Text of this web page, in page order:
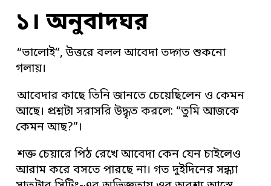
১। অনুবাদঘর
“ভালোই”, উত্তরে বলল আবেদা তদ্গত শুকনো
গলায়।
আবেদার কাছে তিনি জানতে চেয়েছিলেন ও কেমন
আছে। প্রশ্নটা সরাসরি উদ্ধৃত করলে: “তুমি আজকে
কেমন আছ?”।
শক্ত চেয়ারে পিঠ রেখে আবেদা কেন যেন চাইলেও
আরাম করে বসতে পারছে না। গত দুইদিনের সন্ধ্যা